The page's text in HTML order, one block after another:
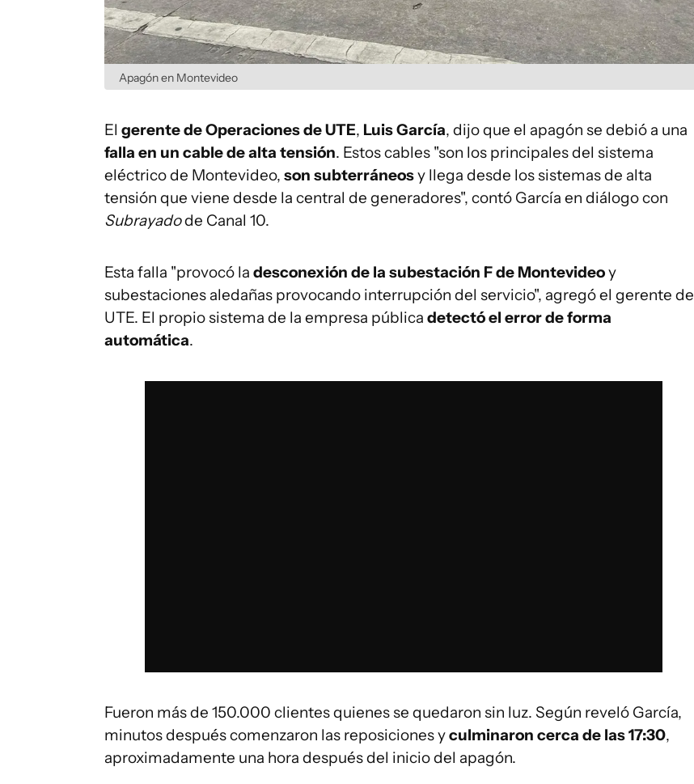
Apagón en Montevideo
El gerente de Operaciones de UTE, Luis García, dijo que el apagón se debió a una
falla en un cable de alta tensión. Estos cables "son los principales del sistema
eléctrico de Montevideo, son subterráneosy llega desde los sistemas de alta
tensión que viene desde la central de generadores", contó García en diálogo con
Subrayadode Canal 10.
Esta falla "provocó la desconexión de la subestación F de Montevideoy
subestaciones aledañas provocando interrupción del servicio", agregó el gerente de
UTE. El propio sistema de la empresa pública detectó el error de forma
automática.
Fueron más de 150.000 clientes quienes se quedaron sin luz. Según reveló García,
minutos después comenzaron las reposiciones yculminaron cerca de las 17:30,
aproximadamente una hora después del inicio del apagón.